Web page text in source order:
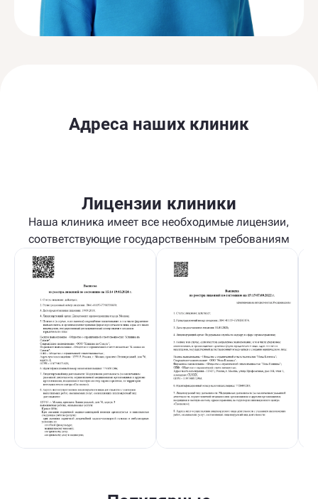
Адреса наших клиник
Лицензии клиники
Наша клиника имеет все необходимые лицензии,
соответствующие государственным требованиям